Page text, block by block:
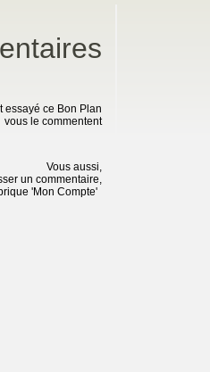
essayé ce Bon Plan
vous le commentent
Vous aussi,
un commentaire,
'Mon Compte'